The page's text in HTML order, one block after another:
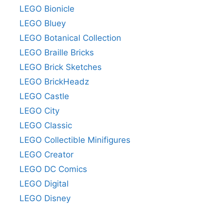
LEGO Bionicle
LEGO Bluey
LEGO Botanical Collection
LEGO Braille Bricks
LEGO Brick Sketches
LEGO BrickHeadz
LEGO Castle
LEGO City
LEGO Classic
LEGO Collectible Minifigures
LEGO Creator
LEGO DC Comics
LEGO Digital
LEGO Disney